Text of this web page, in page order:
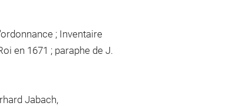
; Inventaire
en 1671 ; paraphe de J.
Jabach,